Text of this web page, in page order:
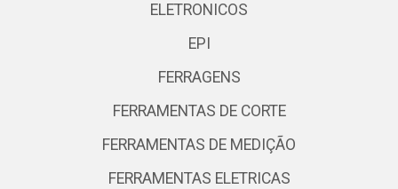
ELETRONICOS
EPI
FERRAGENS
FERRAMENTAS DE CORTE
FERRAMENTAS DE MEDIÇÃO
FERRAMENTAS ELETRICAS